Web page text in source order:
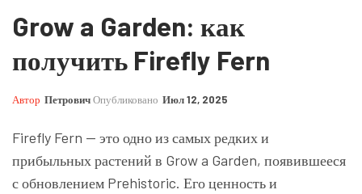
Grow a Garden: как
получить Firefly Fern
Автор ПетровичОпубликовано Июл 12, 2025
Firefly Fern — это одно из самых редких и
прибыльных растений в Grow a Garden, появившееся
с обновлением Prehistoric. Его ценность и